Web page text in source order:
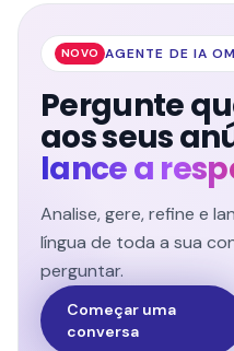
NOVO AGENTE DE IA
Pergunte
aos seus
lance a
Analise, gere, refine e
língua de toda a sua
perguntar.
Começar uma
conversa